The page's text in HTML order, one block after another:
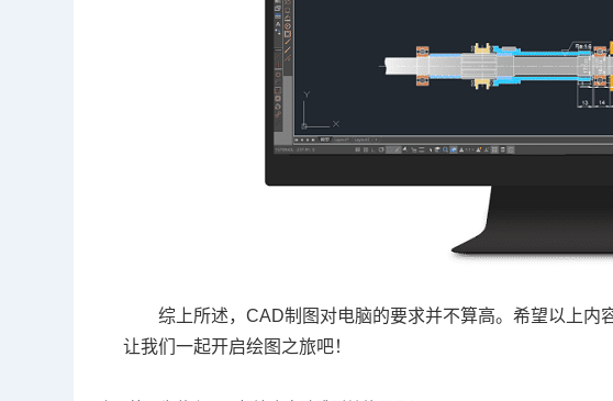
综上所述，CAD制图对电脑的要求并不算高。希望以上内
让我们一起开启绘图之旅吧！